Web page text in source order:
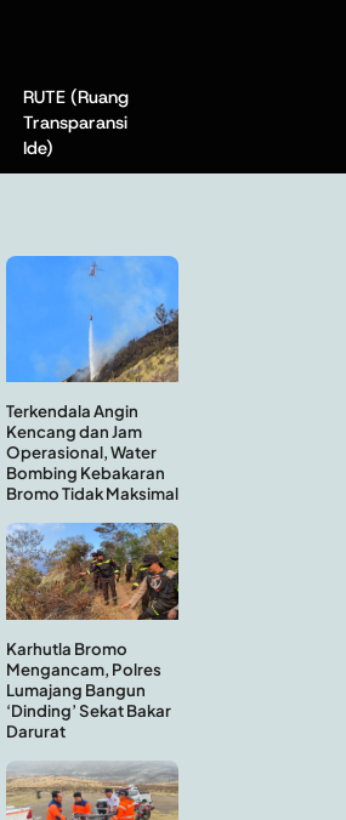
RUTE (Ruang
Transparansi
Ide)
Terkendala Angin
Kencang dan Jam
Operasional, Water
Bombing Kebakaran
Bromo Tidak Maksimal
Karhutla Bromo
Mengancam, Polres
Lumajang Bangun
‘Dinding’ Sekat Bakar
Darurat